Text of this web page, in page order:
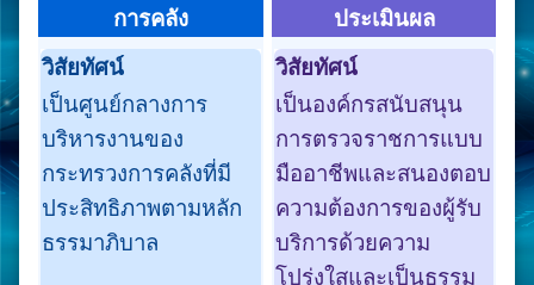
การคลัง
ประเมินผล
วิสัยทัศน์
วิสัยทัศน์
เป็นศูนย์กลางการ
บริหารงานของ
กระทรวงการคลังที่มี
ประสิทธิภาพตามหลัก
ธรรมาภิบาล
เป็นองค์กรสนับสนุน
การตรวจราชการแบบ
มืออาชีพและสนองตอบ
ความต้องการของผู้รับ
บริการด้วยความ
โปร่งใสและเป็นธรรม